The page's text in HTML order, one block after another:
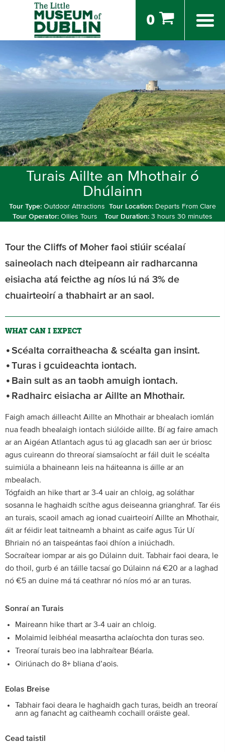
0
Turais Aillte an Mhothair ó
Dhúlainn
Tour Type: Outdoor Attractions Tour Location: Departs From Clare
Tour Operator: Ollies Tours Tour Duration:3 hours 30 minutes
Tour the Cliffs of Moher faoi stiúir scéalaí
saineolach nach dteipeann air radharcanna
eisiacha atá feicthe ag níos lú ná 3% de
chuairteoirí a thabhairt ar an saol.
WHAT CAN I EXPECT
Scéalta corraitheacha & scéalta gan insint.
Turas i gcuideachta iontach.
Bain sult as an taobh amuigh iontach.
Radhairc eisiacha ar Aillte an Mhothair.
Faigh amach áilleacht Aillte an Mhothair ar bhealach iomlán
nua feadh bhealaigh iontach siúlóide aillte. Bí ag faire amach
ar an Aigéan Atlantach agus tú ag glacadh san aer úr briosc
agus cuireann do threoraí siamsaíocht ar fáil duit le scéalta
suimiúla a bhaineann leis na háiteanna is áille ar an
mbealach.
Tógfaidh an hike thart ar 3-4 uair an chloig, ag soláthar
sosanna le haghaidh scíthe agus deiseanna grianghraf. Tar éis
an turais, scaoil amach ag ionad cuairteoirí Aillte an Mhothair,
áit ar féidir leat taitneamh a bhaint as caife agus Túr Uí
Bhriain nó an taispeántas faoi dhíon a iniúchadh.
Socraítear iompar ar ais go Dúlainn duit. Tabhair faoi deara, le
do thoil, gurb é an táille tacsaí go Dúlainn ná €20 ar a laghad
nó €5 an duine má tá ceathrar nó níos mó ar an turas.
Sonraí an Turais
Maireann hike thart ar 3-4 uair an chloig.
Molaimid leibhéal measartha aclaíochta don turas seo.
Treoraí turais beo ina labhraítear Béarla.
Oiriúnach do 8+ bliana d’aois.
Eolas Breise
Tabhair faoi deara le haghaidh gach turas, beidh an treoraí
ann ag fanacht ag caitheamh cochaill oráiste geal.
Cead taistil